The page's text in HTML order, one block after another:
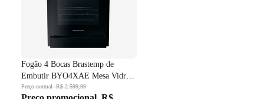
Fogão 4 Bocas Brastemp de
Embutir BYO4XAE Mesa Vidro
Grade em Ferro Fundido Dupla
Preço normalR$ 2.599,99